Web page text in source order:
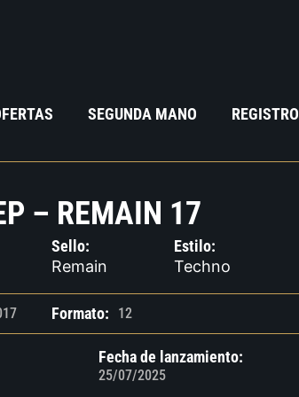
SEGUNDA MANO REGISTRO
– REMAIN 17
Sello:
Remain
Estilo:
Techno
Formato: 12
Fecha de lanzamiento:
25/07/2025